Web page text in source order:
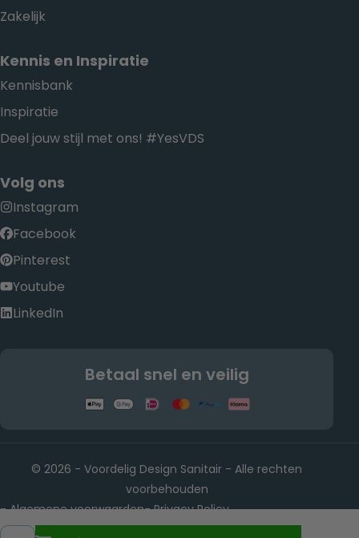
Zakelijk
Kennis en Inspiratie
Kennisbank
Inspiratie
Deel jouw stijl met ons! #YesVDS
Volg ons
Instagram
Facebook
Pinterest
Youtube
LinkedIn
Betaal snel en veilig
© 2026 - Voordelig Design Sanitair - Alle rechten
voorbehouden
- Algemene voorwaarden- Privacy Policy
-Rietwijkeroordweg 22, 1432 JE Aalsmeer KvK-nummer: